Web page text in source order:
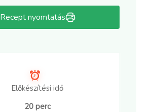
Recept nyomtatás
Előkészítési idő
20 perc